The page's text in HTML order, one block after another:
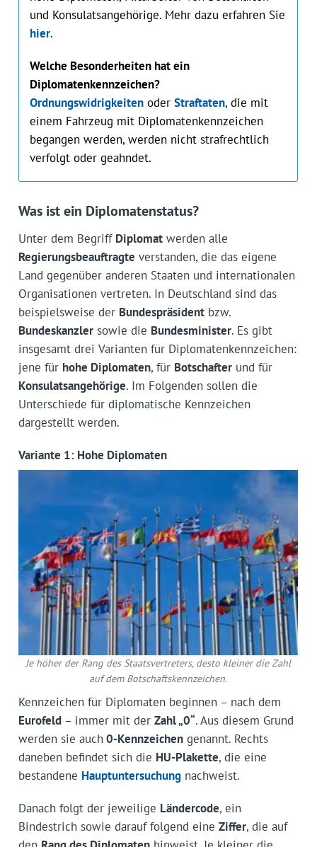
und Konsulatsangehörige. Mehr dazu erfahren Sie
hier.
Welche Besonderheiten hat ein
Diplomatenkennzeichen?
Ordnungswidrigkeitenoder Straftaten, die mit
einem Fahrzeug mit Diplomatenkennzeichen
begangen werden, werden nicht strafrechtlich
verfolgt oder geahndet.
Was ist ein Diplomatenstatus?
Unter dem Begriff Diplomatwerden alle
Regierungsbeauftragte verstanden, die das eigene
Land gegenüber anderen Staaten und internationalen
Organisationen vertreten. In Deutschland sind das
beispielsweise der Bundespräsidentbzw.
Bundeskanzlersowie die Bundesminister. Es gibt
insgesamt drei Varianten für Diplomatenkennzeichen:
jene für hohe Diplomaten, für Botschafterund für
Konsulatsangehörige. Im Folgenden sollen die
Unterschiede für diplomatische Kennzeichen
dargestellt werden.
Variante 1: Hohe Diplomaten
Je höher der Rang des Staatsvertreters, desto kleiner die Zahl
auf dem Botschaftskennzeichen.
Kennzeichen für Diplomaten beginnen – nach dem
Eurofeld– immer mit der Zahl „0“. Aus diesem Grund
werden sie auch0-Kennzeichengenannt. Rechts
daneben befindet sich die HU-Plakette, die eine
bestandene Hauptuntersuchungnachweist.
Danach folgt der jeweilige Ländercode, ein
Bindestrich sowie darauf folgend eine Ziffer, die auf